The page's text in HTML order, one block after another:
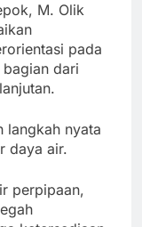
M. Olik
pada
dari
langkah nyata
daya air.
perpipaan,